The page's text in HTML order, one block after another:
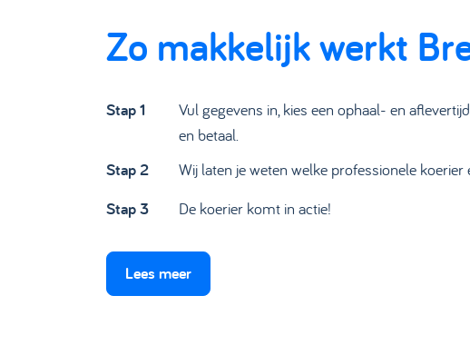
Zo makkelijk werkt
Stap 1
Vul gegevens in, kies een ophaal- en
en betaal.
Stap 2
Wij laten je weten welke professionele koerier
Stap 3
De koerier komt in actie!
Lees meer